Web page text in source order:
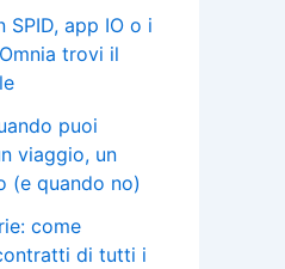
app IO o i
trovi il
puoi
viaggio, un
(e quando no)
come
di tutti i